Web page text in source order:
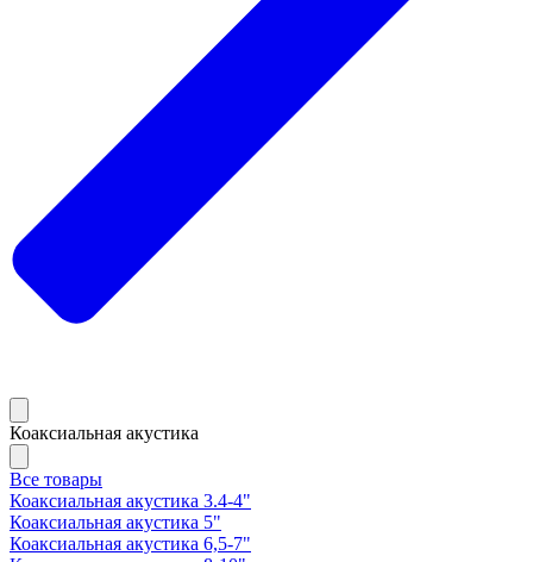
Коаксиальная акустика
Все товары
Коаксиальная акустика 3.4-4"
Коаксиальная акустика 5"
Коаксиальная акустика 6,5-7"